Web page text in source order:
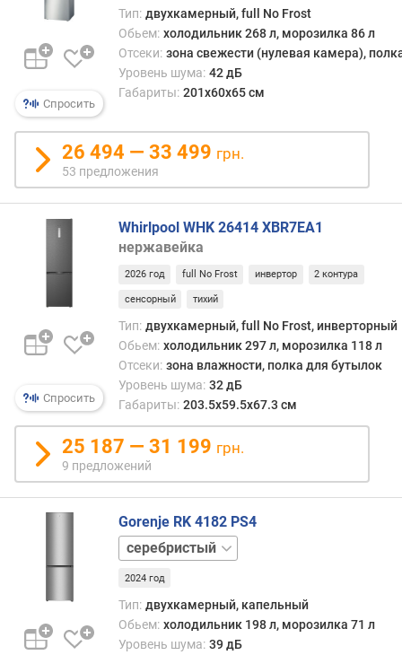
ы
л
д
и
с
п
е
н
о
д
о
й
о
н
с
в
е
Спросить
Тип: двухкамерный, full No Frost
Обьем: холодильник 268 л, морозилка 86 л
Отсеки: зона свежести (нулевая камера),
Уровень шума: 42 дБ
Габариты: 201х60х65 см
26 494 — 33 499 грн.
53 предложения
Спросить
Whirlpool WHK 26414 XBR7EA1
нержавейка
2026 год full No Frost инвертор 2 контура
сенсорный тихий
Тип: двухкамерный, full No Frost, инверторный
Обьем: холодильник 297 л, морозилка 118 л
Отсеки: зона влажности, полка для бутылок
Уровень шума: 32 дБ
Габариты: 203.5х59.5х67.3 см
25 187 — 31 199 грн.
9 предложений
Gorenje RK 4182 PS4
белый
2024 год
Тип: двухкамерный, капельный
Обьем: холодильник 198 л, морозилка 71 л
Уровень шума: 39 дБ